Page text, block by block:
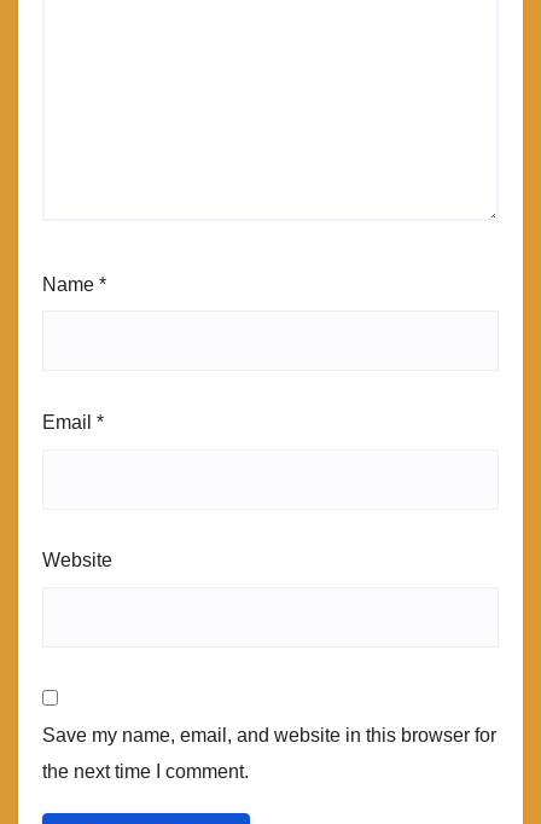
Name *
Email *
Website
Save my name, email, and website in this browser for
the next time I comment.